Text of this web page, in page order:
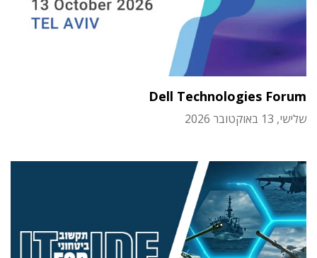
Dell Technologies Forum
שלישי, 13 באוקטובר 2026